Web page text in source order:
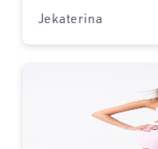
Jekaterina